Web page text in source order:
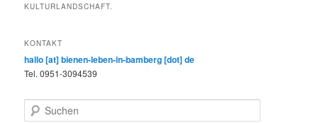
KULTURLANDSCHAFT.
KONTAKT
hallo [at] bienen-leben-in-bamberg [dot] de
Tel. 0951-3094539
u